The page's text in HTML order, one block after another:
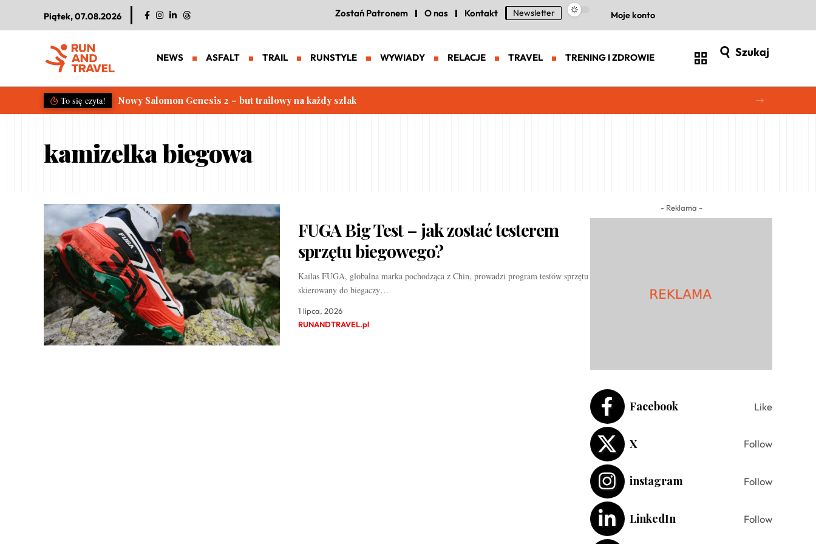
Piątek, 07.08.2026 Zostań Patronem O nas Kontakt Newsletter Moje konto
NEWS ASFALT TRAIL RUNSTYLE WYWIADY RELACJE TRAVEL TRENING I ZDROWIE Szukaj
To się czyta! Nowy Salomon Genesis 2 – but trailowy na każdy szlak
kamizelka biegowa
FUGA Big Test – jak zostać testerem
sprzętu biegowego?
Kailas FUGA, globalna marka pochodząca z Chin, prowadzi program testów sprzętu
skierowany do biegaczy…
1 lipca, 2026
RUNANDTRAVEL.pl
- Reklama -
Facebook Like
X Follow
instagram Follow
LinkedIn Follow